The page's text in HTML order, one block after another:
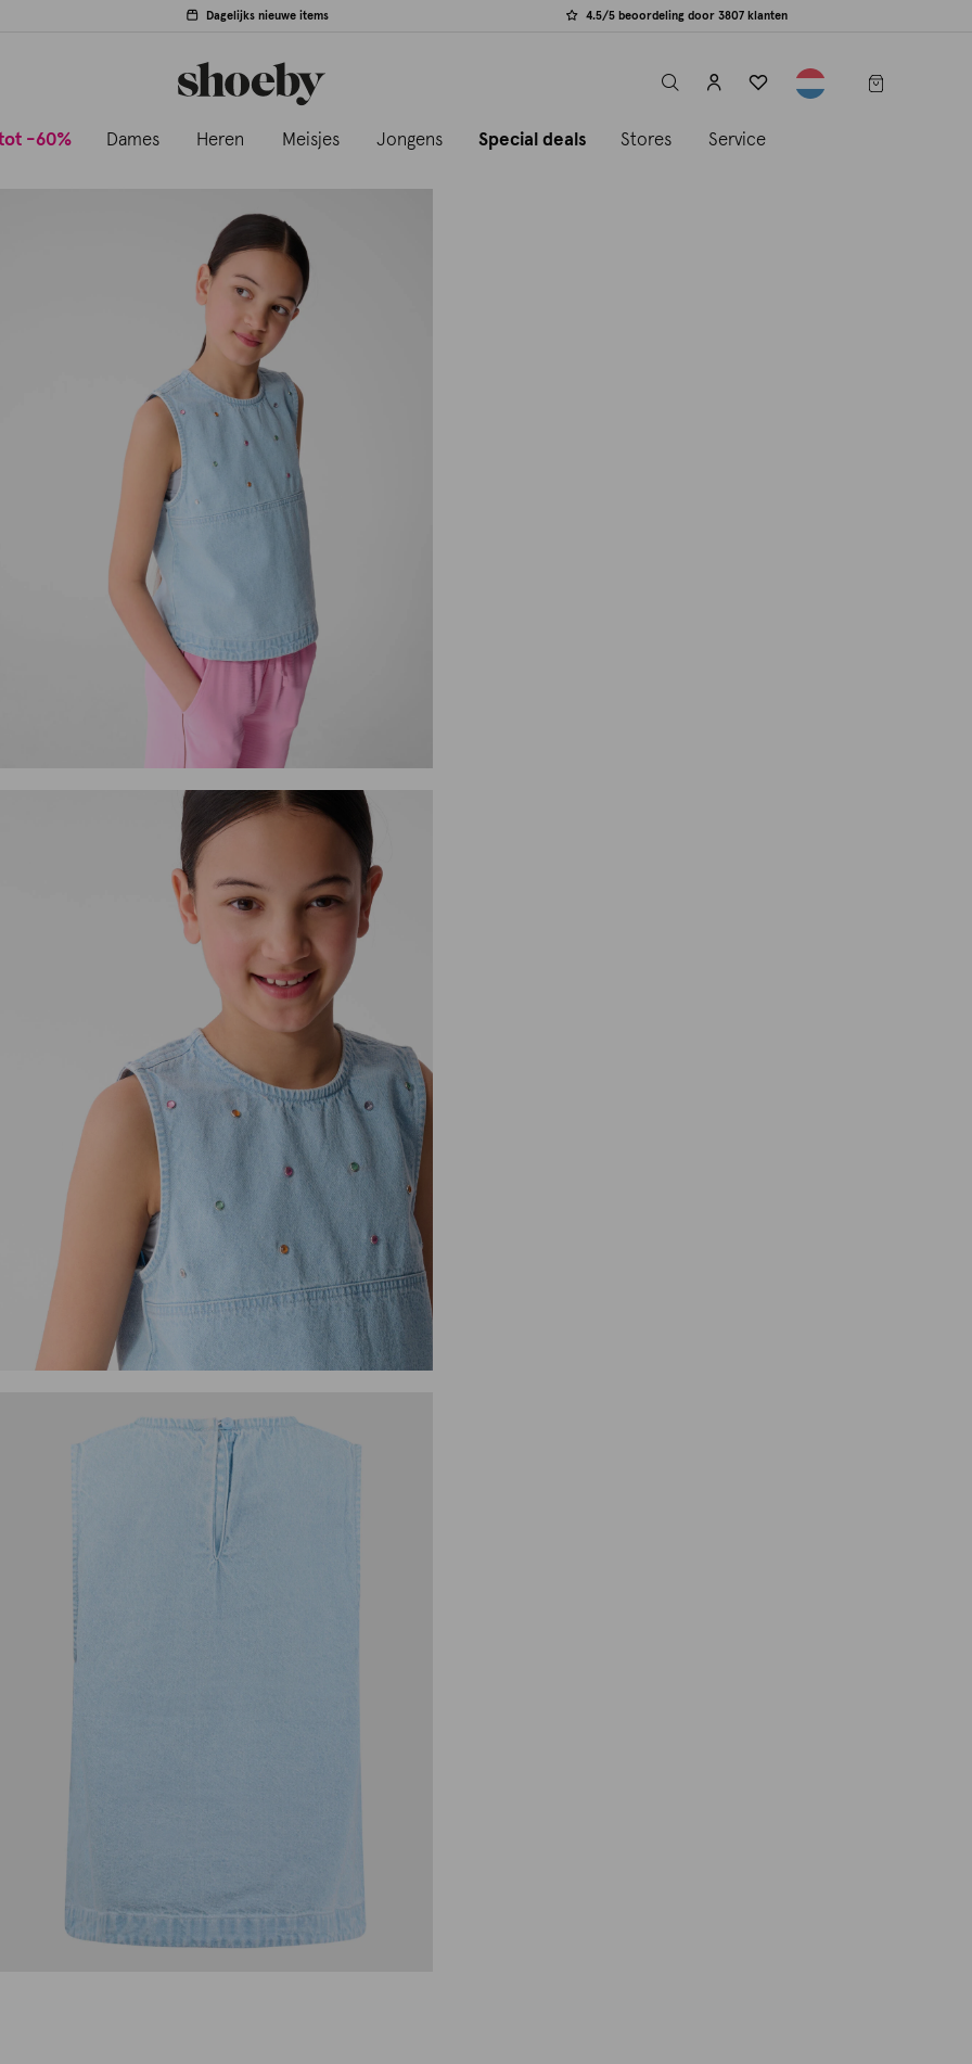
Dagelijks nieuwe items 4.5/5 beoordeling door 3807 klanten
label.header.toggle
-60% Dames Heren Meisjes Jongens Special deals Stores Service